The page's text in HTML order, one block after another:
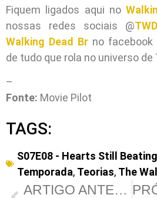
Fiquem ligados aqui no
nossas redes sociais @
Walking Dead Brno facebook
de tudo que rola no universo de
–
Fonte: Movie Pilot
TAGS:
S07E08 - Hearts Still Beating
Temporada, Teorias, The
ARTIGO ANTERIOR